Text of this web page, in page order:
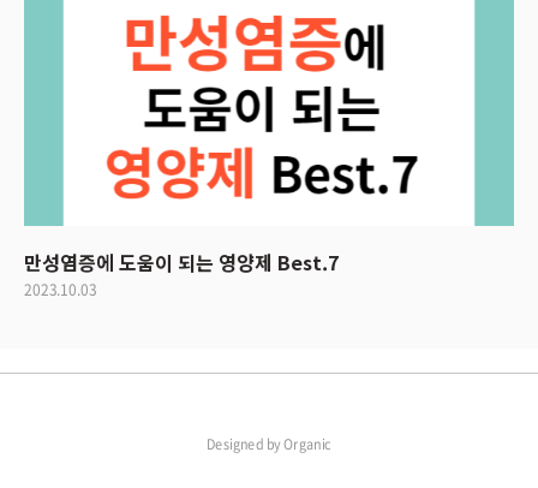
만성염증에 도움이 되는 영양제 Best.7
2023.10.03
Designed byOrganic